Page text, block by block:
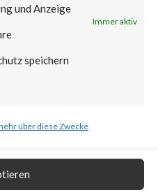
und Anzeige
speichern
Immer aktiv
über diese Zwecke
because the
Also, CISA
to the
Vulnerabilities